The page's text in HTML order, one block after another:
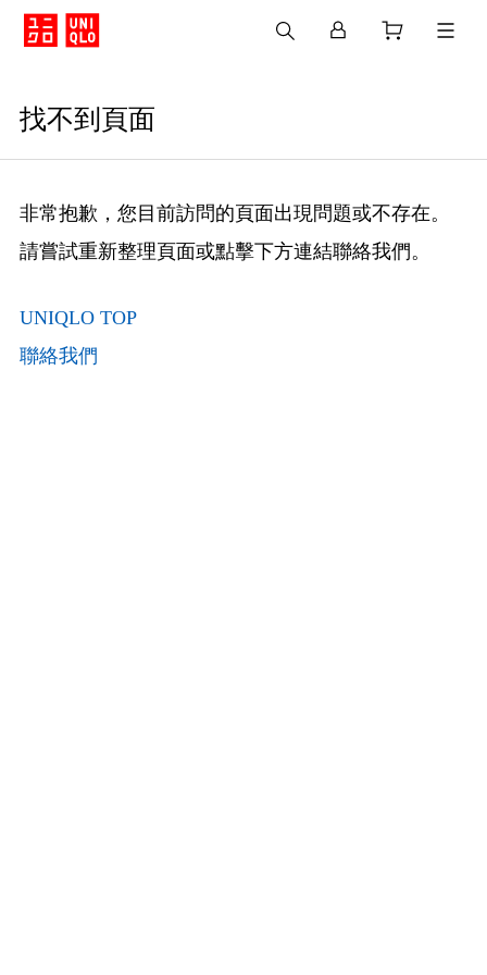
找不到頁面
非常抱歉，您目前訪問的頁面出現問題或不存在。
請嘗試重新整理頁面或點擊下方連結聯絡我們。
UNIQLO TOP
聯絡我們